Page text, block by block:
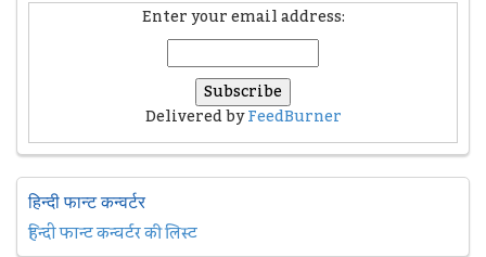
Enter your email address:
Delivered byFeedBurner
हिन्दी फान्ट कन्वर्टर
हिन्दी फान्ट कन्वर्टर की लिस्ट